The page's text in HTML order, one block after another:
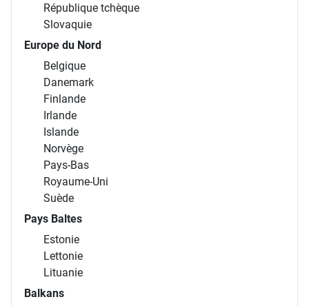
République tchèque
Slovaquie
Europe du Nord
Belgique
Danemark
Finlande
Irlande
Islande
Norvège
Pays-Bas
Royaume-Uni
Suède
Pays Baltes
Estonie
Lettonie
Lituanie
Balkans